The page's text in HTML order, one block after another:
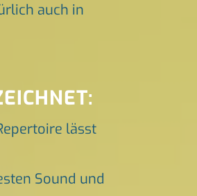
auch in
lässt
Sound und